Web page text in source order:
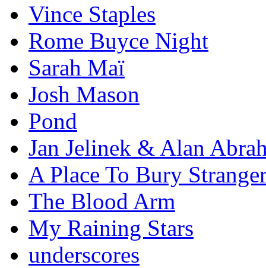
Vince Staples
Rome Buyce Night
Sarah Maï
Josh Mason
Pond
Jan Jelinek & Alan
A Place To Bury
The Blood Arm
My Raining Stars
underscores